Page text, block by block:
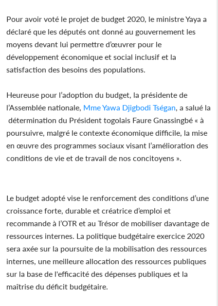
Pour avoir voté le projet de budget 2020, le ministre Yaya a
déclaré que les députés ont donné au gouvernement les
moyens devant lui permettre d’œuvrer pour le
développement économique et social inclusif et la
satisfaction des besoins des populations.
Heureuse pour l’adoption du budget, la présidente de
l’Assemblée nationale, Mme Yawa Djigbodi Tségan, a salué la
détermination du Président togolais Faure Gnassingbé « à
poursuivre, malgré le contexte économique difficile, la mise
en œuvre des programmes sociaux visant l’amélioration des
conditions de vie et de travail de nos concitoyens ».
Le budget adopté vise le renforcement des conditions d’une
croissance forte, durable et créatrice d’emploi et
recommande à l’OTR et au Trésor de mobiliser davantage de
ressources internes. La politique budgétaire exercice 2020
sera axée sur la poursuite de la mobilisation des ressources
internes, une meilleure allocation des ressources publiques
sur la base de l'efficacité des dépenses publiques et la
maîtrise du déficit budgétaire.